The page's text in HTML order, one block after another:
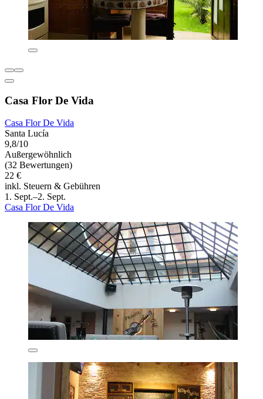
Casa Flor De Vida
Casa Flor De Vida
Santa Lucía
9,8/10
Außergewöhnlich
(32 Bewertungen)
22 €
inkl. Steuern & Gebühren
1. Sept.–2. Sept.
Casa Flor De Vida